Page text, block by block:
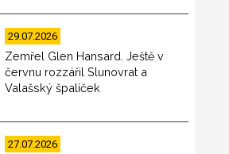
29.07.2026
Zemřel Glen Hansard. Ještě v
červnu rozzářil Slunovrat a
Valašský špalíček
27.07.2026